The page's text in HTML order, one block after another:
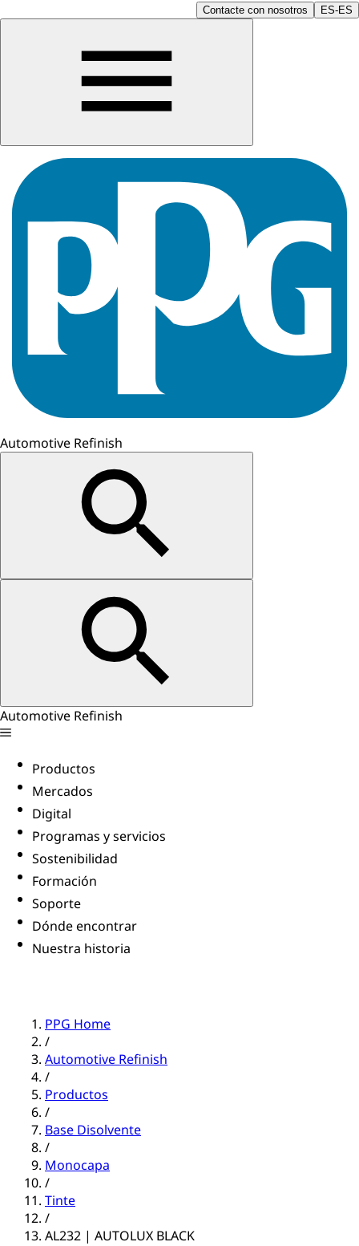
Contacte con nosotros ES-ES
Automotive Refinish
Automotive Refinish
Productos
Mercados
Digital
Programas y servicios
Sostenibilidad
Formación
Soporte
Dónde encontrar
Nuestra historia
PPG Home
/
Automotive Refinish
/
Productos
/
Base Disolvente
/
Monocapa
/
Tinte
/
AL232 | AUTOLUX BLACK